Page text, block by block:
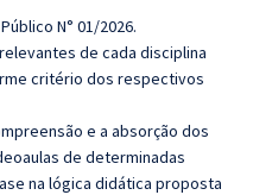
N° 01/2026.
de cada disciplina
critério dos respectivos
e a absorção dos
de determinadas
na lógica didática proposta